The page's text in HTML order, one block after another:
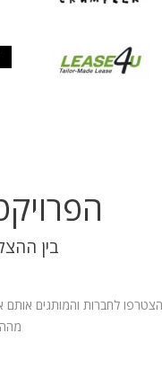
בין
הצטרפו לחברות והמותגים אותם